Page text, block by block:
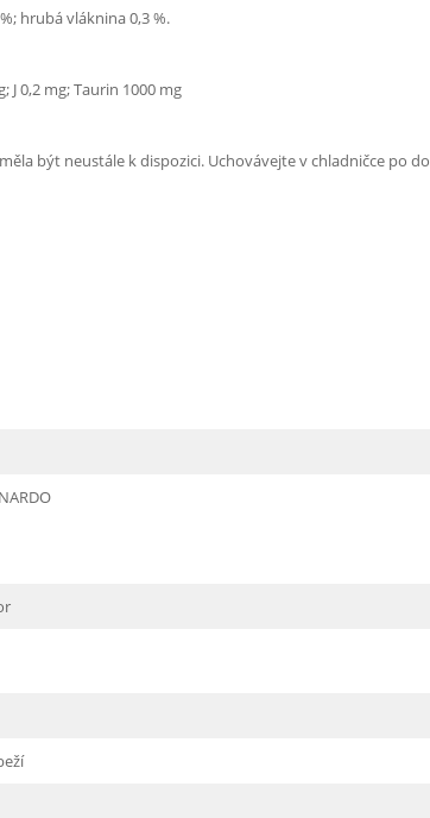
hrubá vláknina 0,3 %.
J 0,2 mg; Taurin 1000 mg
být neustále k dispozici. Uchovávejte v chladničce po